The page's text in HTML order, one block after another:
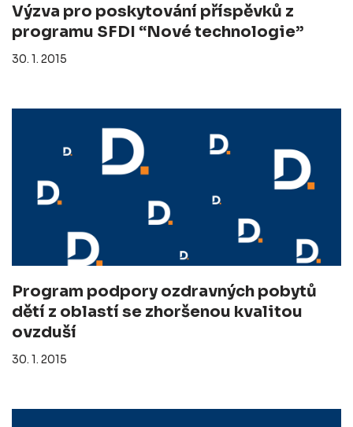
Výzva pro poskytování příspěvků z
programu SFDI “Nové technologie”
30. 1. 2015
Program podpory ozdravných pobytů
dětí z oblastí se zhoršenou kvalitou
ovzduší
30. 1. 2015